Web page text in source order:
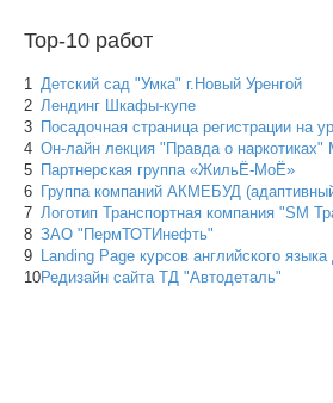
Top-10 работ
1 Детский сад "Умка" г.Новый Уренгой
2 Лендинг Шкафы-купе
3 Посадочная страница регистрации на
4 Он-лайн лекция "Правда о наркотиках"
5 Партнерская группа «ЖильЁ-МоЁ»
6 Группа компаний АКМЕБУД
7 Логотип Транспортная компания "SM
8 ЗАО "ПермТОТИнефть"
9 Landing Page курсов английского
10Редизайн сайта ТД "Автодеталь"